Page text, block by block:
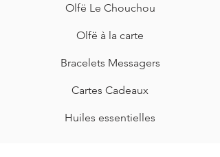
Olfë Le Chouchou
Olfë à la carte
Bracelets Messagers
Cartes Cadeaux
Huiles essentielles